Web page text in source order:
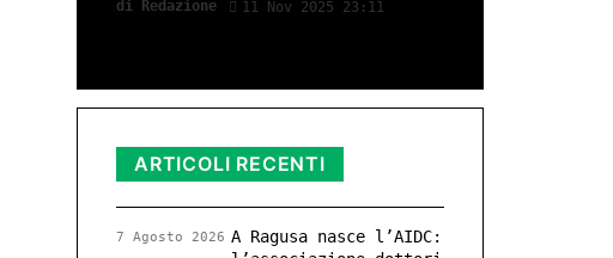
di Redazione 11 Nov 2025 23:11
ARTICOLI RECENTI
A Ragusa nasce l’AIDC:
7 Agosto 2026